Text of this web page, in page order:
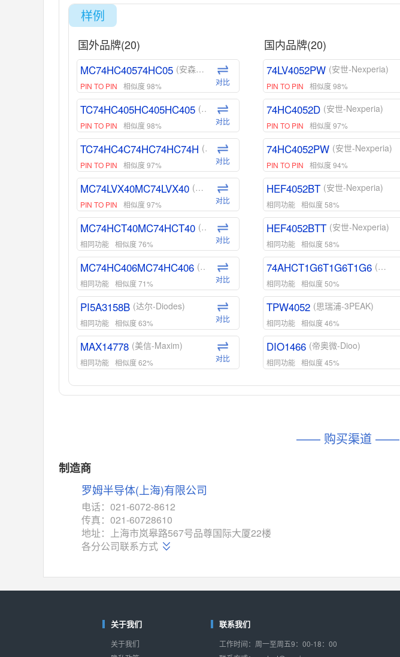
样例
国外品牌(20)
MC74HC40574HC05 (安森美-ON)
PIN TO PIN 相似度 98% 对比
TC74HC405HC405HC405 (东芝-Toshiba)
PIN TO PIN 相似度 98% 对比
TC74HC4C74HC74HC74H (东芝-Toshiba)
PIN TO PIN 相似度 97% 对比
MC74LVX40MC74LVX40 (安森美-ON)
PIN TO PIN 相似度 97% 对比
MC74HCT40MC74HCT40 (安森美-ON)
相同功能 相似度 76% 对比
MC74HC406MC74HC406 (安森美-ON)
相同功能 相似度 71% 对比
PI5A3158B (达尔-Diodes)
相同功能 相似度 63% 对比
MAX14778 (美信-Maxim)
相同功能 相似度 62% 对比
ADG1439 (亚德诺-ADI)
对比
MAX14760
M74HC4852 (意法-ST)
相同功能 相似度 52%
TC4052BF (东芝-Toshiba)
ISL54233 (瑞萨-Renesas)
相似度 49%
国内品牌(20)
74LV4052PW (安世-Nexperia)
PIN TO PIN 相似度 98%
74HC4052D (安世-Nexperia)
PIN TO PIN 相似度 97%
74HC4052PW (安世-Nexperia)
PIN TO PIN 相似度 94%
HEF4052BT (安世-Nexperia)
相同功能 相似度 58%
HEF4052BTT (安世-Nexperia)
相同功能 相似度 58%
74AHCT1G6T1G6T1G6 (安世-Nexperia)
相同功能 相似度 50%
TPW4052 (思瑞浦-3PEAK)
相同功能 相似度 46%
DIO1466 (帝奥微-Dioo)
相同功能 相似度 45%
DIO1159 (帝奥微-Dioo)
相似度 44%
相同功能
—— 购买渠道 ——
制造商
罗姆半导体(上海)有限公司
电话：021-6072-8612
传真：021-60728610
地址：上海市岚皋路567号品尊国际大厦22楼
各分公司联系方式
关于我们
关于我们
联系我们
工作时间：周一至周五9：00-18：00